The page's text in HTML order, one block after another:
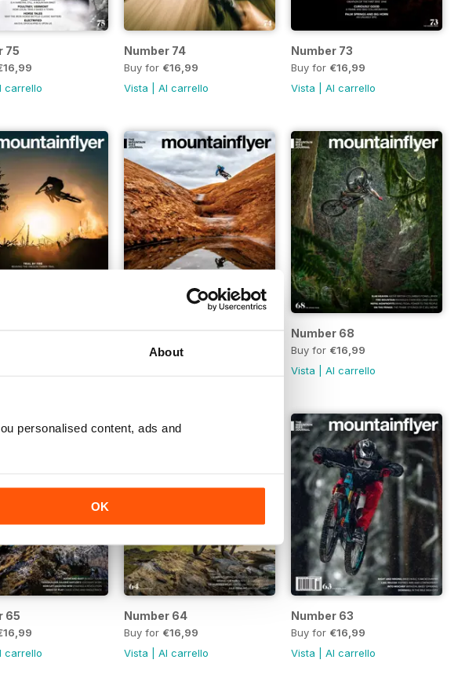
About
personalised content, ads and
OK
75
carrello
Number 74
Buy for €16,99
Vista |Al carrello
Number 73
Buy for €16,99
Vista |Al carrello
Buy for€16,99
Number 68
Buy for €16,99
Vista |Al carrello
65
carrello
Number 64
Buy for €16,99
Vista |Al carrello
Number 63
Buy for €16,99
Vista |Al carrello